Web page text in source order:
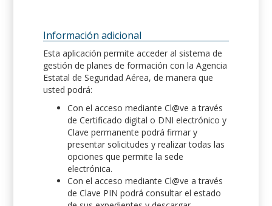
Información adicional
Esta aplicación permite acceder al sistema de
gestión de planes de formación con la Agencia
Estatal de Seguridad Aérea, de manera que
usted podrá:
Con el acceso mediante Cl@ve a través
de Certificado digital o DNI electrónico y
Clave permanente podrá firmar y
presentar solicitudes y realizar todas las
opciones que permite la sede
electrónica.
Con el acceso mediante Cl@ve a través
de Clave PIN podrá consultar el estado